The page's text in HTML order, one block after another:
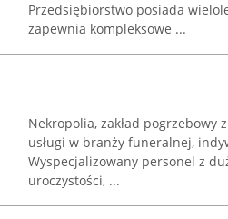
Przedsiębiorstwo posiada
zapewnia kompleksowe ...
Nekropolia, zakład pogrzebowy
usługi w branży funeralnej,
Wyspecjalizowany personel z
uroczystości, ...